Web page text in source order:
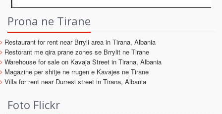
Prona ne Tirane
Restaurant for rent near Brryli area in Tirana, Albania
Restorant me qira prane zones se Brrylit ne Tirane
Warehouse for sale on Kavaja Street in Tirana, Albania
Magazine per shitje ne rrugen e Kavajes ne Tirane
Villa for rent near Durresi street in Tirana, Albania
Foto Flickr